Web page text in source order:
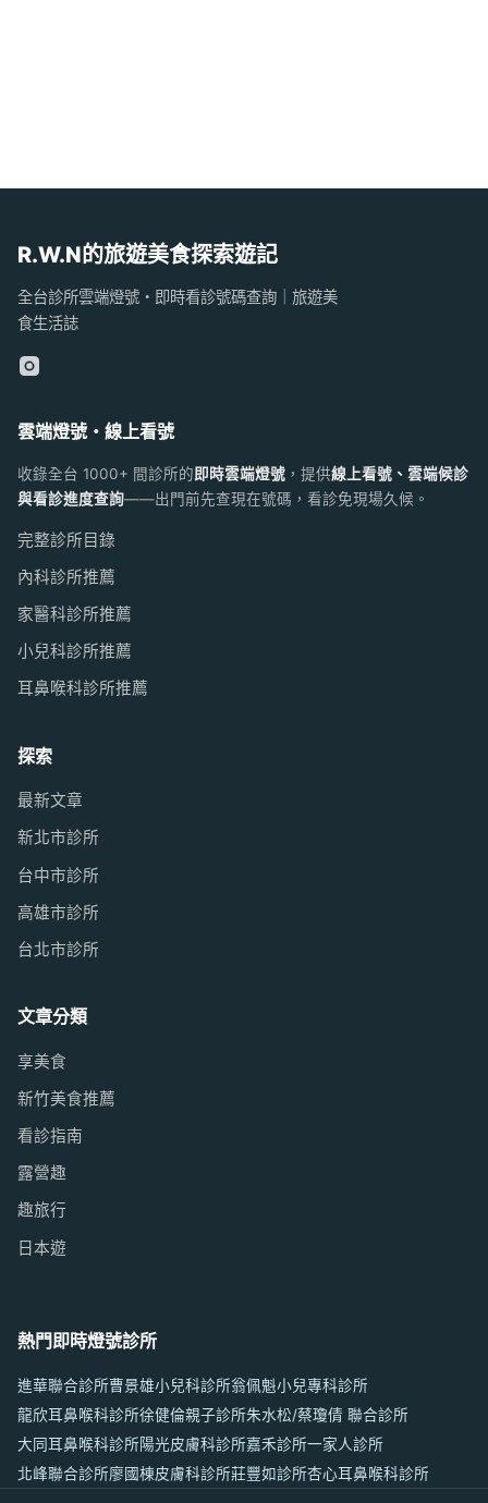
R.W.N的旅遊美食探索遊記
全台診所雲端燈號・即時看診號碼查詢｜旅遊美
食生活誌
雲端燈號・線上看號
收錄全台 1000+ 間診所的 即時雲端燈號 ，提供線上看號、雲端候診
與看診進度查詢——出門前先查現在號碼，看診免現場久候。
完整診所目錄
內科診所推薦
家醫科診所推薦
小兒科診所推薦
耳鼻喉科診所推薦
探索
最新文章
新北市診所
台中市診所
高雄市診所
台北市診所
文章分類
享美食
新竹美食推薦
看診指南
露營趣
趣旅行
日本遊
熱門即時燈號診所
進華聯合診所曹景雄小兒科診所翁佩魁小兒專科診所
龍欣耳鼻喉科診所徐健倫親子診所朱水松/蔡瓊倩 聯合診所
大同耳鼻喉科診所陽光皮膚科診所嘉禾診所一家人診所
北峰聯合診所廖國棟皮膚科診所莊豐如診所杏心耳鼻喉科診所